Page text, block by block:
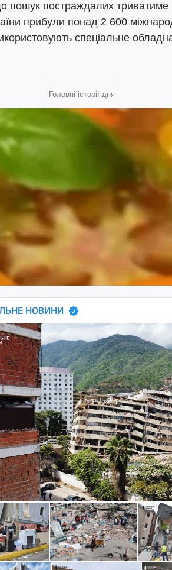
пошук постраждалих триватиме
прибули понад 2 600
спеціальне
Головні історії дня